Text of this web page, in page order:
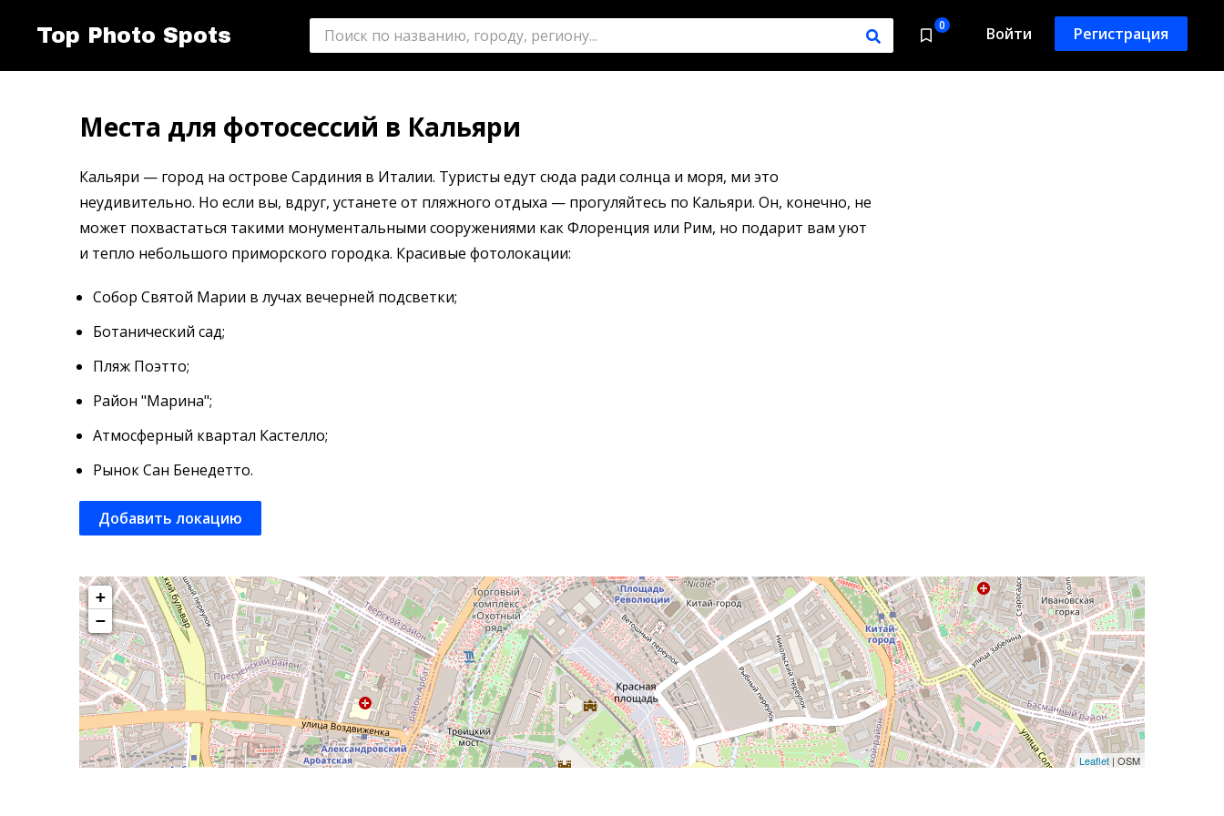
Top Photo Spots 0 Войти Регистрация
Места для фотосессий в Кальяри
Кальяри — город на острове Сардиния в Италии. Туристы едут сюда ради солнца и моря, ми это
неудивительно. Но если вы, вдруг, устанете от пляжного отдыха — прогуляйтесь по Кальяри. Он, конечно, не
может похвастаться такими монументальными сооружениями как Флоренция или Рим, но подарит вам уют
и тепло небольшого приморского городка. Красивые фотолокации:
Собор Святой Марии в лучах вечерней подсветки;
Ботанический сад;
Пляж Поэтто;
Район "Марина";
Атмосферный квартал Кастелло;
Рынок Сан Бенедетто.
Добавить локацию
+
−
Leaflet | OSM